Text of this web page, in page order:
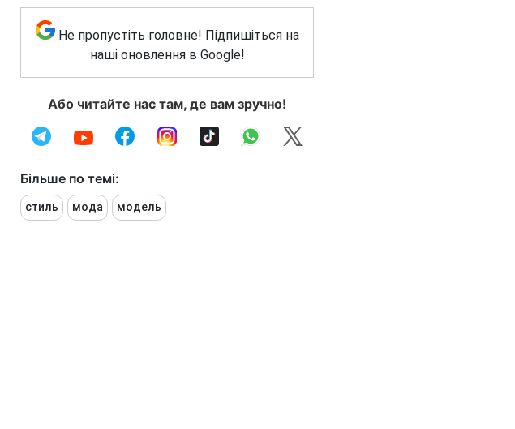
Не пропустіть головне! Підпишіться на
наші оновлення в Google!
Або читайте нас там, де вам зручно!
Більше по темі:
стиль мода модель